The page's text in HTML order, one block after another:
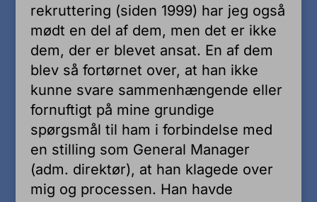
rekruttering (siden 1999) har jeg også
mødt en del af dem, men det er ikke
dem, der er blevet ansat. En af dem
blev så fortørnet over, at han ikke
kunne svare sammenhængende eller
fornuftigt på mine grundige
spørgsmål til ham i forbindelse med
en stilling som General Manager
(adm. direktør), at han klagede over
mig og processen. Han havde